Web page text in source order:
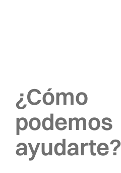
¿Cómo
podemos
ayudarte?